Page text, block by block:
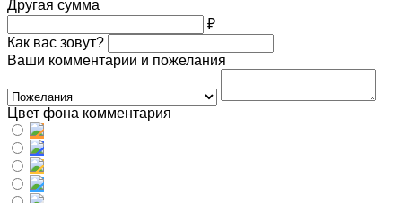
Другая сумма
₽
Как вас зовут?
Ваши комментарии и пожелания
Цвет фона комментария